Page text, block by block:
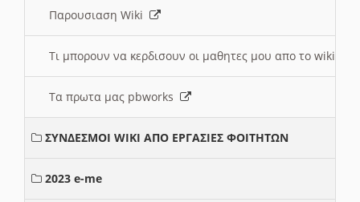
Παρουσιαση Wiki
Τι μπορουν να κερδισουν οι μαθητες μου απο το wiki
Τα πρωτα μας pbworks
ΣΥΝΔΕΣΜΟΙ WIKI ΑΠΟ ΕΡΓΑΣΙΕΣ ΦΟΙΤΗΤΩΝ
2023 e-me